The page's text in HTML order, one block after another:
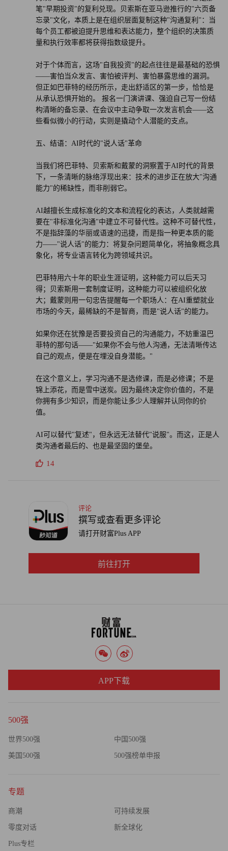
笔"早期投资"的复利兑现。贝索斯在亚马逊推行的"六页备
忘录"文化，本质上是在组织层面复制这种"沟通复利"：当
每个员工都被迫提升思维和表达能力，整个组织的决策质
量和执行效率都将获得指数级提升。
对于个体而言，这场"自我投资"的起点往往是最基础的恐惧
——害怕当众发言、害怕被评判、害怕暴露思维的漏洞。
但正如巴菲特的经历所示，走出舒适区的第一步，恰恰是
从承认恐惧开始的。 报名一门演讲课、强迫自己写一份结
构清晰的备忘录、在会议中主动争取一次发言机会——这
些看似微小的行动，实则是撬动个人潜能的支点。
五、结语：AI时代的"说人话"革命
当我们将巴菲特、贝索斯和戴蒙的洞察置于AI时代的背景
下，一条清晰的脉络浮现出来：技术的进步正在放大"沟通
能力"的稀缺性，而非削弱它。
AI越擅长生成标准化的文本和流程化的表达，人类就越需
要在"非标准化沟通"中建立不可替代性。这种不可替代性，
不是指辞藻的华丽或语速的迅捷，而是指一种更本质的能
力——"说人话"的能力：将复杂问题简单化，将抽象概念具
象化，将专业语言转化为跨领域共识。
巴菲特用六十年的职业生涯证明，这种能力可以后天习
得；贝索斯用一套制度证明，这种能力可以被组织化放
大；戴蒙则用一句忠告提醒每一个职场人：在AI重塑就业
市场的今天，最稀缺的不是智商，而是"说人话"的能力。
如果你还在犹豫是否要投资自己的沟通能力，不妨重温巴
菲特的那句话——"如果你不会与他人沟通，无法清晰传达
自己的观点，便是在埋没自身潜能。"
在这个意义上，学习沟通不是选修课，而是必修课；不是
锦上添花，而是雪中送炭。因为最终决定你价值的，不是
你拥有多少知识，而是你能让多少人理解并认同你的价
值。
AI可以替代"复述"，但永远无法替代"说服"。而这，正是人
类沟通者最后的、也是最坚固的堡垒。
14
评论
撰写或查看更多评论
请打开财富Plus APP
前往打开
500强
世界500强 中国500强
美国500强 500强榜单申报
专题
商潮 可持续发展
零度对话 新全球化
Plus专栏
APP下载